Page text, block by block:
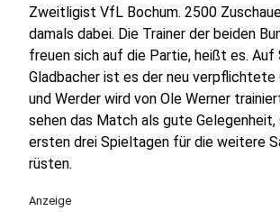
Zweitligist VfL Bochum. 2500
damals dabei. Die Trainer der beiden
freuen sich auf die Partie, heißt es. Auf
Gladbacher ist es der neu verpflichtete
und Werder wird von Ole Werner
sehen das Match als gute Gelegenheit,
ersten drei Spieltagen für die weitere
rüsten.
Anzeige